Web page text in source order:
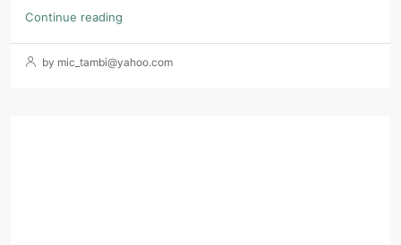
Continue reading
by mic_tambi@yahoo.com